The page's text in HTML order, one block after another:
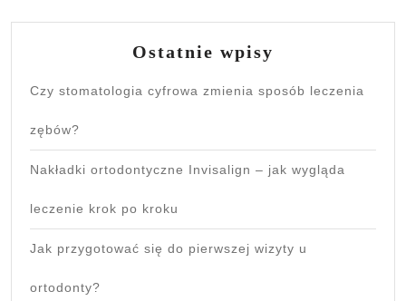
Ostatnie wpisy
Czy stomatologia cyfrowa zmienia sposób leczenia
zębów?
Nakładki ortodontyczne Invisalign – jak wygląda
leczenie krok po kroku
Jak przygotować się do pierwszej wizyty u
ortodonty?